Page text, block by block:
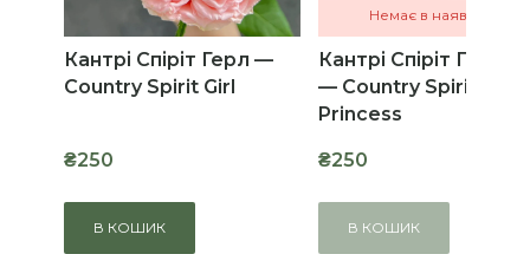
Кантрі Спіріт Герл —
Country Spirit Girl
₴250
В КОШИК
Немає в наявності
Кантрі Спіріт
— Country Spirit
Princess
₴250
В КОШИК